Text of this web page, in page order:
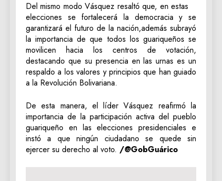
Del mismo modo Vásquez resaltó que, en estas
elecciones se fortalecerá la democracia y se
garantizará el futuro de la nación,además subrayó
la importancia de que todos los guariqueños se
movilicen hacia los centros de votación,
destacando que su presencia en las urnas es un
respaldo a los valores y principios que han guiado
a la Revolución Bolivariana.
De esta manera, el líder Vásquez reafirmó la
importancia de la participación activa del pueblo
guariqueño en las elecciones presidenciales e
instó a que ningún ciudadano se quede sin
ejercer su derecho al voto. /@GobGuárico